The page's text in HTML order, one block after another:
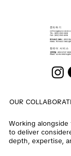
​문의하기
​TEL.: (852) 2503 2626
FAX : (852) 2503 4038
RONALD MAU: (852)
EMAIL:
​한국어 서비스
권희철 : (852) 6747 2808
EMAIL:
OUR
Working
to deliver
depth, expertise,